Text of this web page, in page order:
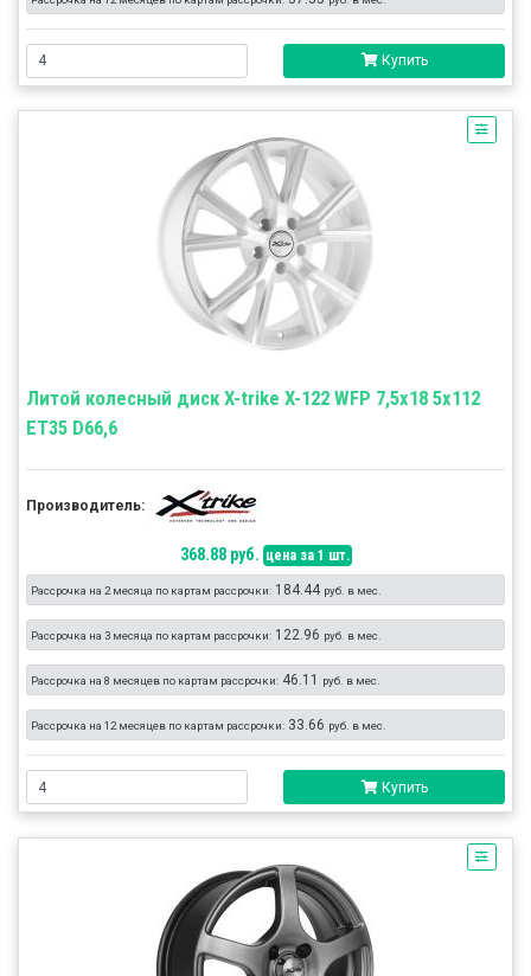
Купить
Литой колесный диск X-trike X-122 WFP 7,5x18 5x112
ET35 D66,6
Производитель:
368.88 руб. цена за 1 шт.
Рассрочка на 2 месяца по картам рассрочки: 184.44 руб. в мес.
Рассрочка на 3 месяца по картам рассрочки: 122.96 руб. в мес.
Рассрочка на 8 месяцев по картам рассрочки: 46.11 руб. в мес.
Рассрочка на 12 месяцев по картам рассрочки: 33.66 руб. в мес.
Купить